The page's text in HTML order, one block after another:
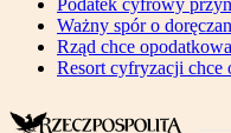
Podatek cyfrowy
Ważny spór o
Rząd chce
Resort cyfryzacji chce